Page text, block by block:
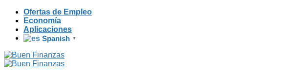
Skip
content
Ofertas de Empleo
Economía
Aplicaciones
Spanish
▼